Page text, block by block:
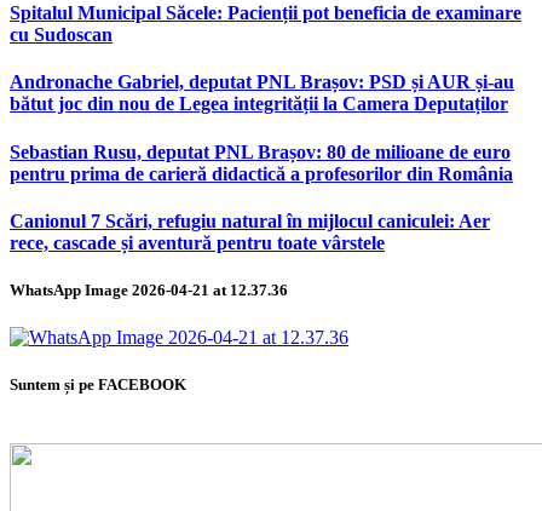
Spitalul Municipal Săcele: Pacienții pot beneficia de examinare
cu Sudoscan
Andronache Gabriel, deputat PNL Brașov: PSD și AUR și-au
bătut joc din nou de Legea integrității la Camera Deputaților
Sebastian Rusu, deputat PNL Brașov: 80 de milioane de euro
pentru prima de carieră didactică a profesorilor din România
Canionul 7 Scări, refugiu natural în mijlocul caniculei: Aer
rece, cascade și aventură pentru toate vârstele
WhatsApp Image 2026-04-21 at 12.37.36
Suntem și pe FACEBOOK